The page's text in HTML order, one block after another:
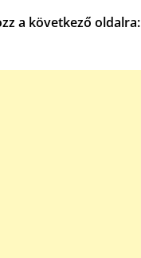
a következő oldalra: